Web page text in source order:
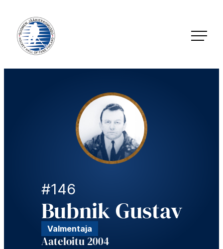
suoraan
sisältöön
Jääkiekkomuseo – Hockey Hall of Fame Finland
#146
Bubnik Gustav
Valmentaja
Aateloitu 2004